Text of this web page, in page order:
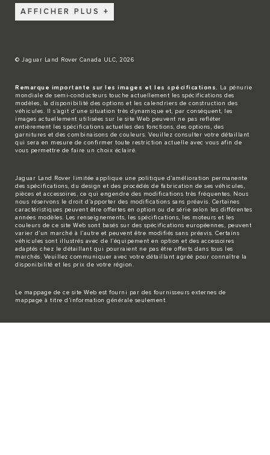
AFFICHER PLUS
© Jaguar Land Rover Canada ULC, 2026
Remarque importante sur les images et les spécifications.
La pénurie
mondiale de semi-conducteurs touche actuellement les spécifications des
modèles, la disponibilité des options et les calendriers de construction des
véhicules. Il s’agit d’une situation très dynamique et, par conséquent, les
images actuellement utilisées sur le site Web peuvent ne pas refléter
entièrement les spécifications actuelles des fonctions, des options, des
garnitures et des combinaisons de couleurs. Veuillez consulter votre détaillant
qui sera en mesure de confirmer toute restriction actuelle avec vous afin de
vous permettre de faire un choix éclairé.
Jaguar Land Rover limitée applique une politique d’amélioration permanente
des spécifications, du design et des procédés de fabrication de ses véhicules,
pièces et accessoires, ce qui engendre des modifications très fréquentes. Nous
nous réservons le droit d’apporter des modifications sans préavis. Certaines
caractéristiques peuvent être offertes en option ou de série selon les différentes
années modèles. Les renseignements, les spécifications, les moteurs et les
couleurs de ce site Web sont basés sur des spécifications européennes, peuvent
varier d’un marché à l’autre et peuvent être modifiés sans préavis. Certains
véhicules sont illustrés avec de l’équipement en option et des accessoires
adaptés chez le détaillant qui pourraient ne pas être offerts dans tous les
marchés. Veuillez communiquer avec votre détaillant agréé pour connaître la
disponibilité et les prix de votre région.
Le mappage de ce site Web est fourni par des fournisseurs externes de
mappage à titre d’information générale seulement.